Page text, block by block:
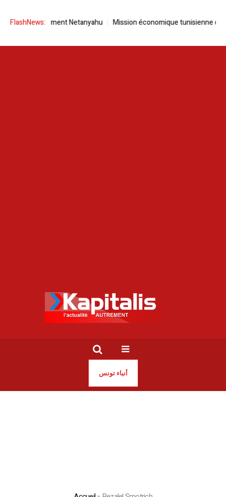
FlashNews:
Netanyahu Mission économique tunisienne dans l’Etat de Bauchi
أنباء تونس